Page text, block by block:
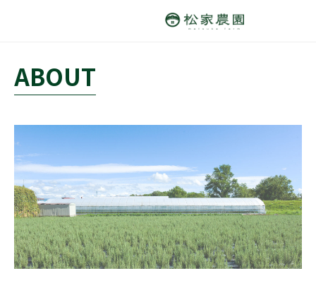
ABOUT